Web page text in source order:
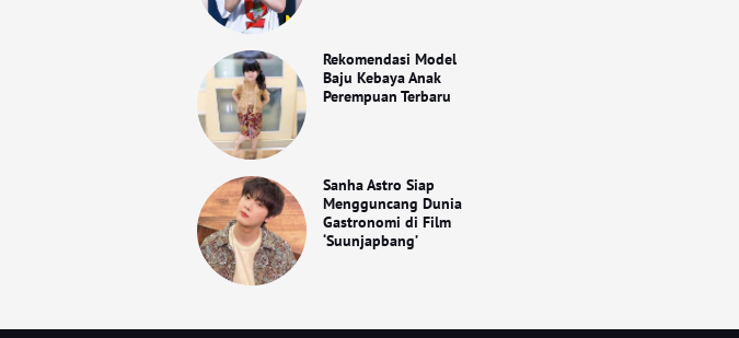
Rekomendasi Model
Baju Kebaya Anak
Perempuan Terbaru
Sanha Astro Siap
Mengguncang Dunia
Gastronomi di Film
‘Suunjapbang’